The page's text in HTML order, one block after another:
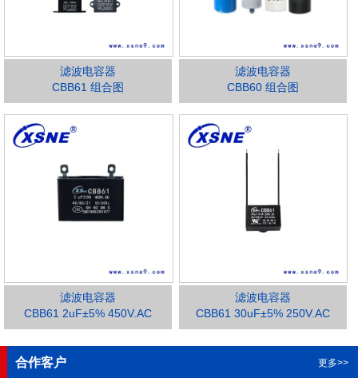
滤波电容器
CBB61 组合图
滤波电容器
CBB60 组合图
滤波电容器
CBB61 2uF±5% 450V.AC
滤波电容器
CBB61 30uF±5% 250V.AC
合作客户 更多>>